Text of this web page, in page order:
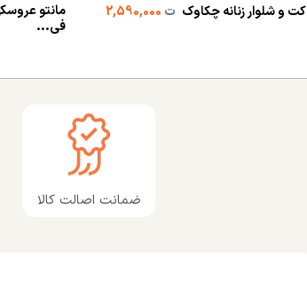
کت و شلوار زنانه چکاوک ت
مانتو
فی...
ضمانت اصالت کالا